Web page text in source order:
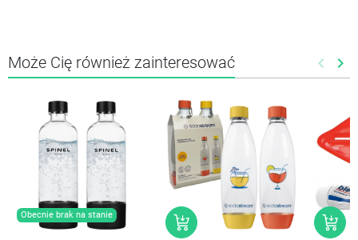
Może Cię również zainteresować keyboard_arrow_left keyboard_arrow_right
Obecnie brak na stanie